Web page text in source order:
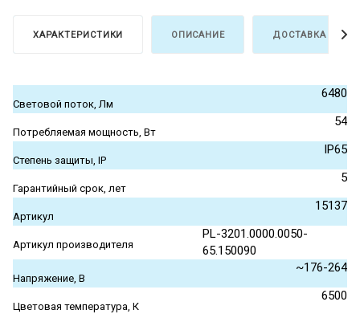
ХАРАКТЕРИСТИКИ ОПИСАНИЕ ДОСТАВКА И
Световой поток, Лм
6480
Потребляемая мощность, Вт
54
Степень защиты, IP
IP65
Гарантийный срок, лет
5
Артикул
15137
Артикул производителя
PL-3201.0000.0050-
65.150090
Напряжение, В
~176-264
Цветовая температура, К
6500